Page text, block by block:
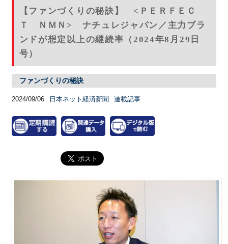
【ファンづくりの秘訣】 <ＰＥＲＦＥＣ
Ｔ ＮＭＮ> ナチュレジャパン／主力ブラ
ンドが想定以上の継続率（2024年8月29日
号）
ファンづくりの秘訣
2024/09/06 日本ネット経済新聞 連載記事